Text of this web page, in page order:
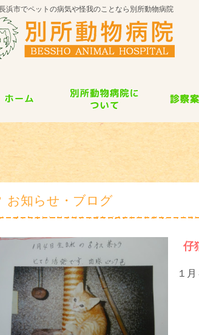
浜市でペットの病気や怪我のことなら別所動物病院
お知らせ・ブログ
仔
１